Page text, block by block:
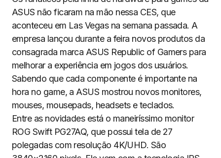
ASUS não ficaram na mão nessa CES, que
aconteceu em Las Vegas na semana passada. A
empresa lançou durante a feira novos produtos da
consagrada marca ASUS Republic of Gamers para
melhorar a experiência em jogos dos usuários.
Sabendo que cada componente é importante na
hora no game, a ASUS mostrou novos monitores,
mouses, mousepads, headsets e teclados.
Entre as novidades está o maneiríssimo monitor
ROG Swift PG27AQ, que possui tela de 27
polegadas com resolução 4K/UHD. São